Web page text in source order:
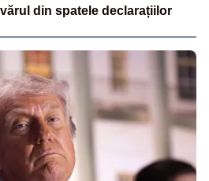
din spatele declarațiilor